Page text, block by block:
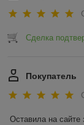
Сделка
Покупатель
Оставила на сайте